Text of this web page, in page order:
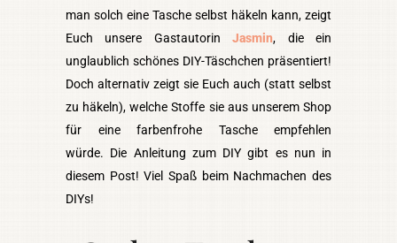
man solch eine Tasche selbst häkeln kann, zeigt
Euch unsere GastautorinJasmin, die ein
unglaublich schönes DIY-Täschchen präsentiert!
Doch alternativ zeigt sie Euch auch (statt selbst
zu häkeln), welche Stoffe sie aus unserem Shop
für eine farbenfrohe Tasche empfehlen
würde. Die Anleitung zum DIY gibt es nun in
diesem Post! Viel Spaß beim Nachmachen des
DIYs!